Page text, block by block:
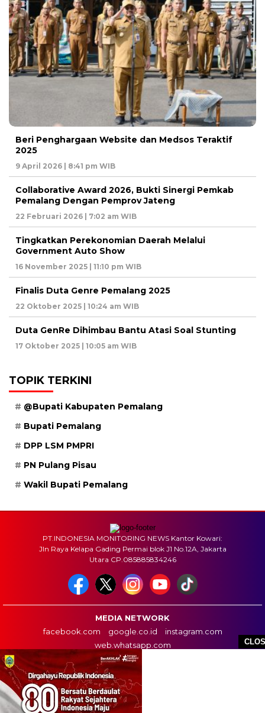
Beri Penghargaan Website dan Medsos Teraktif
2025
9 April 2026 | 8:41 pm WIB
Collaborative Award 2026, Bukti Sinergi Pemkab
Pemalang Dengan Pemprov Jateng
22 Februari 2026 | 7:02 am WIB
Tingkatkan Perekonomian Daerah Melalui
Government Auto Show
16 November 2025 | 11:10 pm WIB
Finalis Duta Genre Pemalang 2025
22 Oktober 2025 | 10:24 am WIB
Duta GenRe Dihimbau Bantu Atasi Soal Stunting
17 Oktober 2025 | 10:05 am WIB
TOPIK TERKINI
@Bupati Kabupaten Pemalang
Bupati Pemalang
DPP LSM PMPRI
PN Pulang Pisau
Wakil Bupati Pemalang
PT.INDONESIA MONITORING NEWS Kantor Kowari:
Jln Raya Kelapa Gading Permai blok J1 No.12A, Jakarta
Utara CP.085885834246
MEDIA NETWORK
facebook.com
google.co.id
instagram.com
web.whatsapp.com
HOME BOX REDAKSI
DISCLAIMER
HUBUNGI KAMI